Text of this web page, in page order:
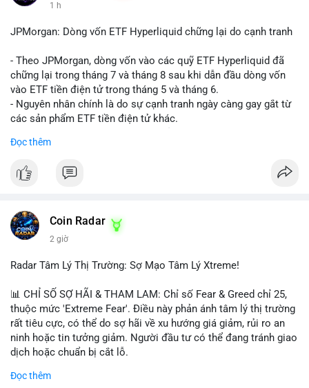
1 h
JPMorgan: Dòng vốn ETF Hyperliquid chững lại do cạnh tranh
- Theo JPMorgan, dòng vốn vào các quỹ ETF Hyperliquid đã
chững lại trong tháng 7 và tháng 8 sau khi dẫn đầu dòng vốn
vào ETF tiền điện tử trong tháng 5 và tháng 6.
- Nguyên nhân chính là do sự cạnh tranh ngày càng gay gắt từ
các sản phẩm ETF tiền điện tử khác.
Hyperliquid có thể đã giảm bớt, ảnh hưởng đến dòng vốn và
- Nhà đầu tư cần theo dõi sát sao diễn biến thị trường và các
#binancesquare #cryptonews
📰 Nguồn: CoinDesk
Đọc thêm
Coin Radar
2 giờ
Radar Tâm Lý Thị Trường: Sợ Mạo Tâm Lý Xtreme!
📊 CHỈ SỐ SỢ HÃI & THAM LAM: Chỉ số Fear & Greed chỉ 25,
thuộc mức 'Extreme Fear'. Điều này phản ánh tâm lý thị trường
rất tiêu cực, có thể do sợ hãi về xu hướng giá giảm, rủi ro an
ninh hoặc tin tưởng giảm. Người đầu tư có thể đang tránh giao
dịch hoặc chuẩn bị cắt lỗ.
📈 XU HƯỚNG TÌM KIẾM & THẢO LUẬN: Coin trending trên
Đọc thêm